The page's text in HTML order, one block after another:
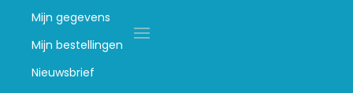
Mijn gegevens
Mijn bestellingen
Nieuwsbrief